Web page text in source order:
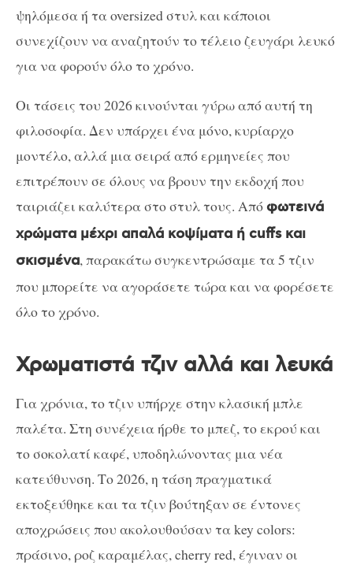
ψηλόμεσα ή τα oversized στυλ και κάποιοι
συνεχίζουν να αναζητούν το τέλειο ζευγάρι λευκό
για να φορούν όλο το χρόνο.
Οι τάσεις του 2026 κινούνται γύρω από αυτή τη
φιλοσοφία. Δεν υπάρχει ένα μόνο, κυρίαρχο
μοντέλο, αλλά μια σειρά από ερμηνείες που
επιτρέπουν σε όλους να βρουν την εκδοχή που
ταιριάζει καλύτερα στο στυλ τους. Απόφωτεινά
χρώματα μέχρι απαλά κοψίματα ή cuffs και
σκισμένα, παρακάτω συγκεντρώσαμε τα 5 τζιν
που μπορείτε να αγοράσετε τώρα και να φορέσετε
όλο το χρόνο.
Χρωματιστά τζιν αλλά και λευκά
Για χρόνια, το τζιν υπήρχε στην κλασική μπλε
παλέτα. Στη συνέχεια ήρθε το μπεζ, το εκρού και
το σοκολατί καφέ, υποδηλώνοντας μια νέα
κατεύθυνση. Το 2026, η τάση πραγματικά
εκτοξεύθηκε και τα τζιν βούτηξαν σε έντονες
αποχρώσεις που ακολουθούσαν τα key colors:
πράσινο, ροζ καραμέλας, cherry red, έγιναν οι